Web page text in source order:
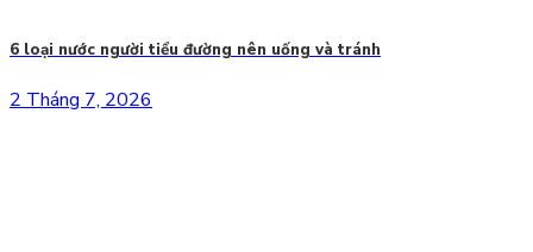
6 loại nước người tiểu đường nên uống và tránh
2 Tháng 7, 2026